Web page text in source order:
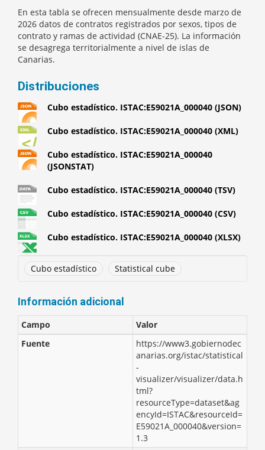
En esta tabla se ofrecen mensualmente desde marzo de
2026 datos de contratos registrados por sexos, tipos de
contrato y ramas de actividad (CNAE-25). La información
se desagrega territorialmente a nivel de islas de
Canarias.
Distribuciones
Cubo estadístico. ISTAC:E59021A_000040 (JSON)
Cubo estadístico. ISTAC:E59021A_000040 (XML)
Cubo estadístico. ISTAC:E59021A_000040
(JSONSTAT)
Cubo estadístico. ISTAC:E59021A_000040 (TSV)
Cubo estadístico. ISTAC:E59021A_000040 (CSV)
Cubo estadístico. ISTAC:E59021A_000040 (XLSX)
Cubo estadístico Statistical cube
Información adicional
Campo
Valor
Fuente
https://www3.gobiernodec
anarias.org/istac/statistical
-
visualizer/visualizer/data.h
tml?
resourceType=dataset&ag
encyId=ISTAC&resourceId=
E59021A_000040&version=
1.3